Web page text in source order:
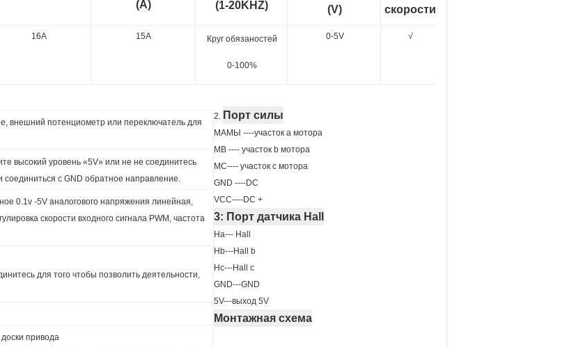
(A) (1-20KHZ)
(V)
скорости
16A 15A Круг обязаностей
0-100%
0-5V √
внешний потенциометр или переключатель для
высокий уровень «5V» или не не соединитесь
с GND обратное направление.
0.1v -5V аналогового напряжения линейная,
скорости входного сигнала PWM, частота
для того чтобы позволить деятельности,
привода
2. Порт силы
МАМЫ ----участок a мотора
MB ---- участок b мотора
MC---- участок c мотора
GND ----DC
VCC----DC +
3: Порт датчика Hall
Ha--- Hall
Hb---Hall b
Hc---Hall c
GND---GND
5V---выход 5V
Монтажная схема